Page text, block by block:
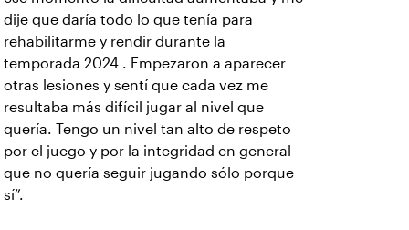
dije que daría todo lo que tenía para
rehabilitarme y rendir durante la
temporada 2024 . Empezaron a aparecer
otras lesiones y sentí que cada vez me
resultaba más difícil jugar al nivel que
quería. Tengo un nivel tan alto de respeto
por el juego y por la integridad en general
que no quería seguir jugando sólo porque
sí”.